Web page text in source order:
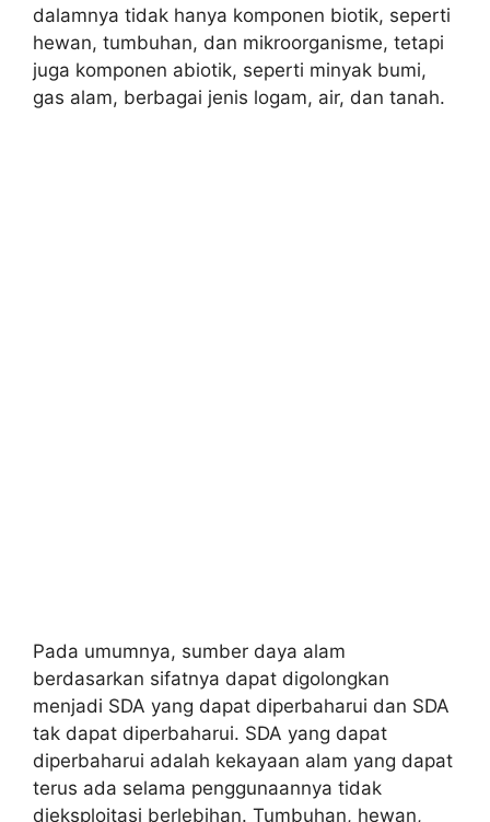
dalamnya tidak hanya komponen biotik, seperti
hewan, tumbuhan, dan mikroorganisme, tetapi
juga komponen abiotik, seperti minyak bumi,
gas alam, berbagai jenis logam, air, dan tanah.
Pada umumnya, sumber daya alam
berdasarkan sifatnya dapat digolongkan
menjadi SDA yang dapat diperbaharui dan SDA
tak dapat diperbaharui. SDA yang dapat
diperbaharui adalah kekayaan alam yang dapat
terus ada selama penggunaannya tidak
dieksploitasi berlebihan. Tumbuhan, hewan,